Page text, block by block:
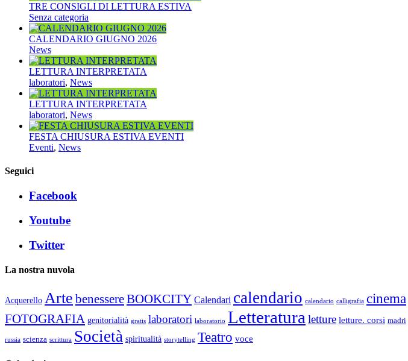
TRE CONSIGLI DI LETTURA ESTIVA
Senza categoria
CALENDARIO GIUGNO 2026
News
LETTURA INTERPRETATA
laboratori, News
LETTURA INTERPRETATA
laboratori, News
FESTA CHIUSURA ESTIVA EVENTI
Eventi, News
Seguici
Facebook
Youtube
Twitter
La nostra nuvola
Acquerello Arte benessereBOOKCITY Calendari calendario calendario calligrafia cinema
FOTOGRAFIA genitorialità gratis laboratori laboratorio Letteratura letture letture. corsi madri
russia scienza scrittura Società spiritualità storytelling Teatro voce